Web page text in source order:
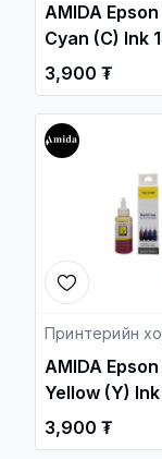
AMIDA
Cyan (C) Ink
OEM /L1800,
L850/ /
хор /
3,900 ₮
Принтерийн
AMIDA
Yellow (Y) Ink
OEM /L1800,
L850/ /
3,900 ₮